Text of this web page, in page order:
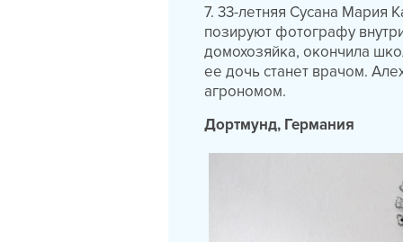
7. 33-летняя Сусана Мария
позируют фотографу
домохозяйка, окончила
ее дочь станет врачом.
агрономом.
Дортмунд, Германия